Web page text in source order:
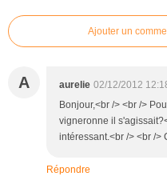
Ajouter un
A aurelie 02/12/2012
Bonjour,<br /> <br />
vigneronne il
intéressant.<br /> <br />
Répondre